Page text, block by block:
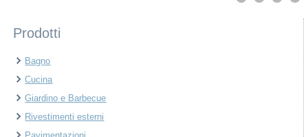
Prodotti
Bagno
Cucina
Giardino e Barbecue
Rivestimenti esterni